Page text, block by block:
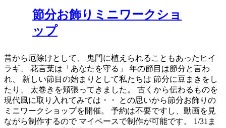
節分お飾りミニワークショ
ップ
昔から厄除けとして、 鬼門に植えられることもあったヒイ
ラギ、 花言葉は「あなたを守る」 年の節目は節分と言わ
れ、 新しい節目の始まりとして私たちは 節分に豆まきをし
たり、 太巻きを頬張ってきました。 古くから伝わるものを
現代風に取り入れてみては・・ との思いから節分お飾りの
ミニワークショップを開催。 予約は不要ですし、動画を見
ながら制作するので マイペースで制作が可能です。 1/31ま